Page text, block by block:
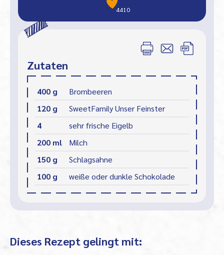
4410
Zutaten
400 g
Brombeeren
120 g
SweetFamily Unser Feinster
4
sehr frische Eigelb
200 ml
Milch
150 g
Schlagsahne
100 g
weiße oder dunkle Schokolade
Dieses Rezept gelingt mit: